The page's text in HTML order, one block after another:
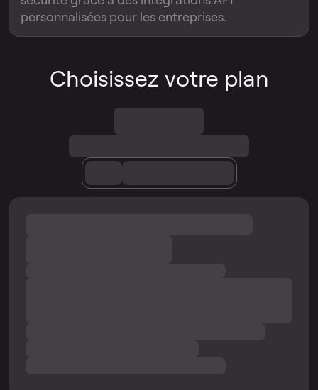
personnalisées pour les entreprises.
Choisissez votre plan